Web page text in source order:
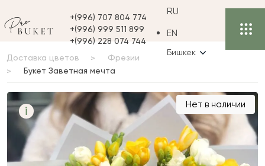
+(996) 707 804 774
+(996) 999 511 899
+(996) 228 074 744
RU
EN
Бишкек
Доставка цветов
Фрезии
Букет Заветная мечта
i
Букет Заветная мечта Нет в наличии